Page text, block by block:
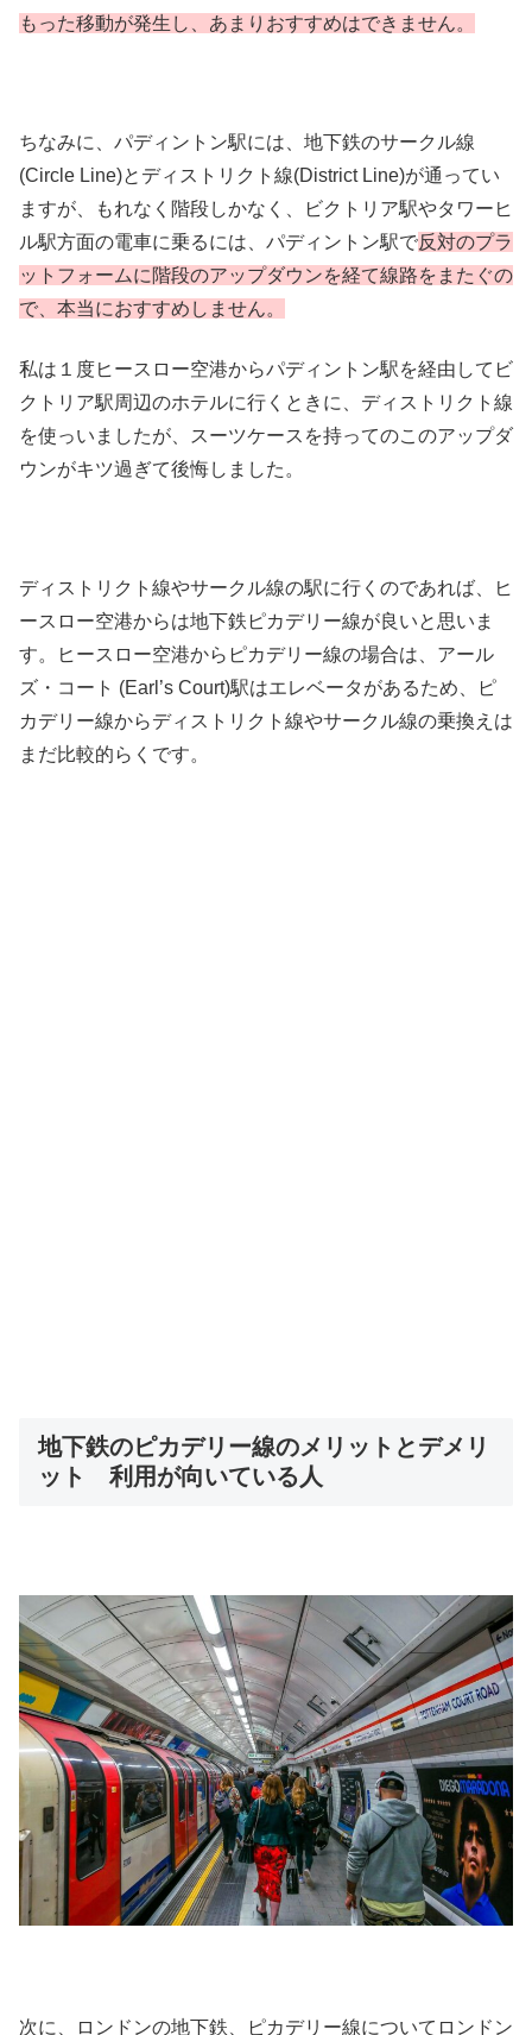
もった移動が発生し、あまりおすすめはできません。
ちなみに、パディントン駅には、地下鉄のサークル線
(Circle Line)とディストリクト線(District Line)が通ってい
ますが、もれなく階段しかなく、ビクトリア駅やタワーヒ
ル駅方面の電車に乗るには、パディントン駅で反対のプラ
ットフォームに階段のアップダウンを経て線路をまたぐの
で、本当におすすめしません。
私は１度ヒースロー空港からパディントン駅を経由してビ
クトリア駅周辺のホテルに行くときに、ディストリクト線
を使っいましたが、スーツケースを持ってのこのアップダ
ウンがキツ過ぎて後悔しました。
ディストリクト線やサークル線の駅に行くのであれば、ヒ
ースロー空港からは地下鉄ピカデリー線が良いと思いま
す。ヒースロー空港からピカデリー線の場合は、アール
ズ・コート (Earl’s Court)駅はエレベータがあるため、ピ
カデリー線からディストリクト線やサークル線の乗換えは
まだ比較的らくです。
地下鉄のピカデリー線のメリットとデメリ
ット 利用が向いている人
次に、ロンドンの地下鉄、ピカデリー線についてロンドン